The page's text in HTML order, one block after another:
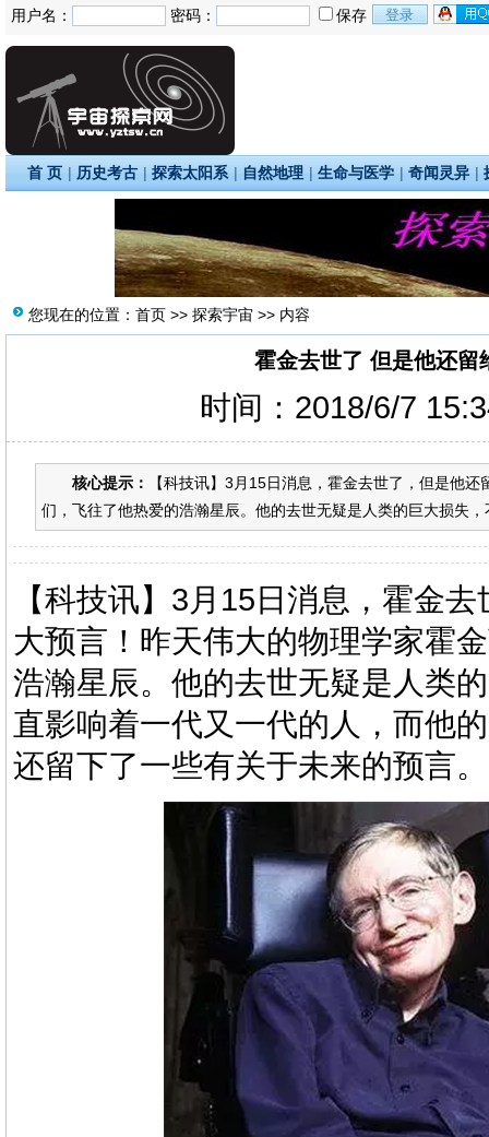
用户名： 密码： 保存
首 页 | 历史考古 | 探索太阳系 | 自然地理 | 生命与医学 | 奇闻灵异 |
您现在的位置： 首页 >> 探索宇宙 >> 内容
霍金去世了 但是他还留
时间：2018/6/7
核心提示：
【科技讯】3月15日消息，霍金去世了，但是他
们，飞往了他热爱的浩瀚星辰。他的去世无疑是人类的巨大损失
【科技讯】3月15日消息，霍金
大预言！昨天伟大的物理学家霍
浩瀚星辰。他的去世无疑是人类
直影响着一代又一代的人，而他
还留下了一些有关于未来的预言。